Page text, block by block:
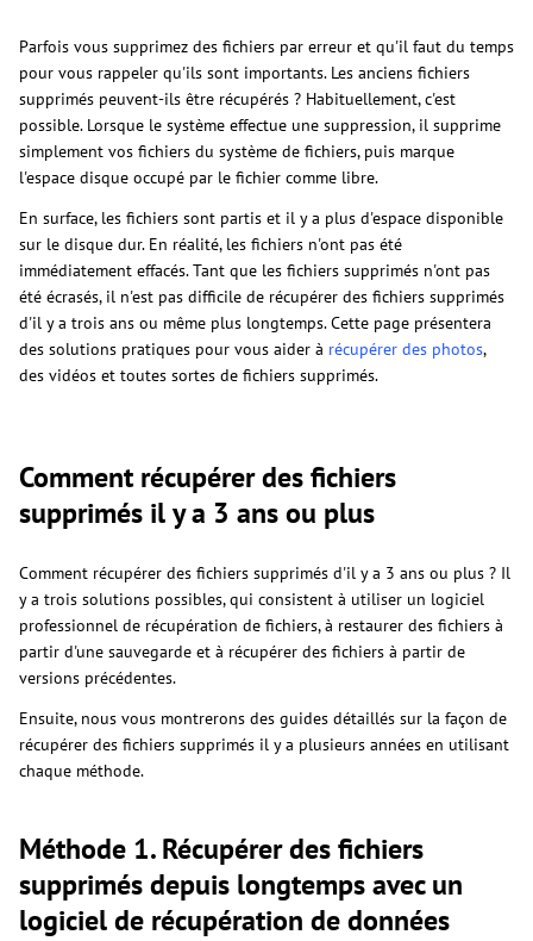
Parfois vous supprimez des fichiers par erreur et qu'il faut du temps
pour vous rappeler qu'ils sont importants. Les anciens fichiers
supprimés peuvent-ils être récupérés ? Habituellement, c'est
possible. Lorsque le système effectue une suppression, il supprime
simplement vos fichiers du système de fichiers, puis marque
l'espace disque occupé par le fichier comme libre.
En surface, les fichiers sont partis et il y a plus d'espace disponible
sur le disque dur. En réalité, les fichiers n'ont pas été
immédiatement effacés. Tant que les fichiers supprimés n'ont pas
été écrasés, il n'est pas difficile de récupérer des fichiers supprimés
d'il y a trois ans ou même plus longtemps. Cette page présentera
des solutions pratiques pour vous aider à récupérer des photos,
des vidéos et toutes sortes de fichiers supprimés.
Comment récupérer des fichiers
supprimés il y a 3 ans ou plus
Comment récupérer des fichiers supprimés d'il y a 3 ans ou plus ? Il
y a trois solutions possibles, qui consistent à utiliser un logiciel
professionnel de récupération de fichiers, à restaurer des fichiers à
partir d'une sauvegarde et à récupérer des fichiers à partir de
versions précédentes.
Ensuite, nous vous montrerons des guides détaillés sur la façon de
récupérer des fichiers supprimés il y a plusieurs années en utilisant
chaque méthode.
Méthode 1. Récupérer des fichiers
supprimés depuis longtemps avec un
logiciel de récupération de données